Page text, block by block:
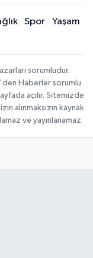
Spor
Yaşam
sorumludur.
Haberler sorumlu
açılır. Sitemizde
alınmaksızın kaynak
ve yayınlanamaz